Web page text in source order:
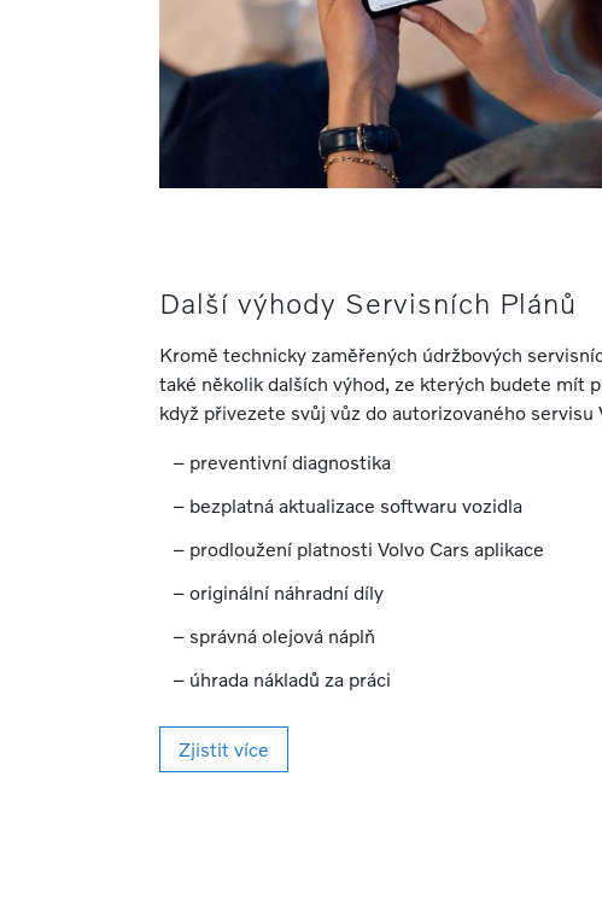
Další výhody Servisních Plánů
Kromě technicky zaměřených údržbových
také několik dalších výhod, ze kterých budete mít
když přivezete svůj vůz do autorizovaného servisu
preventivní diagnostika
bezplatná aktualizace softwaru vozidla
prodloužení platnosti Volvo Cars aplikace
originální náhradní díly
správná olejová náplň
úhrada nákladů za práci
Zjistit více